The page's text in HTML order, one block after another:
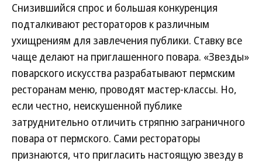
Снизившийся спрос и большая конкуренция
подталкивают рестораторов к различным
ухищрениям для завлечения публики. Ставку все
чаще делают на приглашенного повара. «Звезды»
поварского искусства разрабатывают пермским
ресторанам меню, проводят мастер-классы. Но,
если честно, неискушенной публике
затруднительно отличить стряпню заграничного
повара от пермского. Сами рестораторы
признаются, что пригласить настоящую звезду в